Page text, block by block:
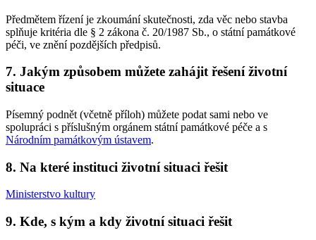
Předmětem řízení je zkoumání skutečnosti, zda věc nebo stavba
splňuje kritéria dle § 2 zákona č. 20/1987 Sb., o státní památkové
péči, ve znění pozdějších předpisů.
7. Jakým způsobem můžete zahájit řešení životní
situace
Písemný podnět (včetně příloh) můžete podat sami nebo ve
spolupráci s příslušným orgánem státní památkové péče a s
Národním památkovým ústavem.
8. Na které instituci životní situaci řešit
Ministerstvo kultury
9. Kde, s kým a kdy životní situaci řešit